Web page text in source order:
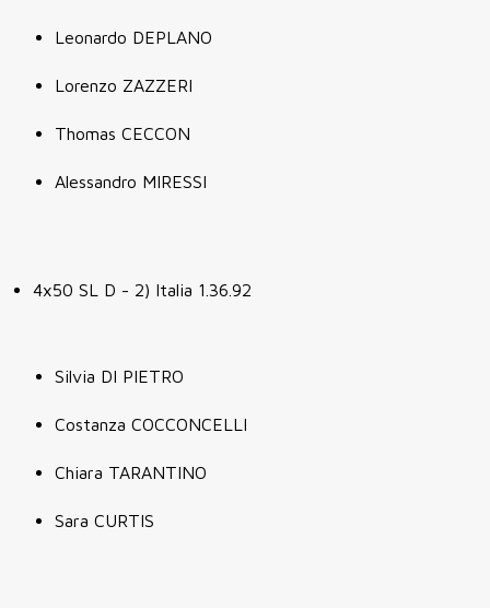
Leonardo DEPLANO
Lorenzo ZAZZERI
Thomas CECCON
Alessandro MIRESSI
4x50 SL D - 2) Italia 1.36.92
Silvia DI PIETRO
Costanza COCCONCELLI
Chiara TARANTINO
Sara CURTIS